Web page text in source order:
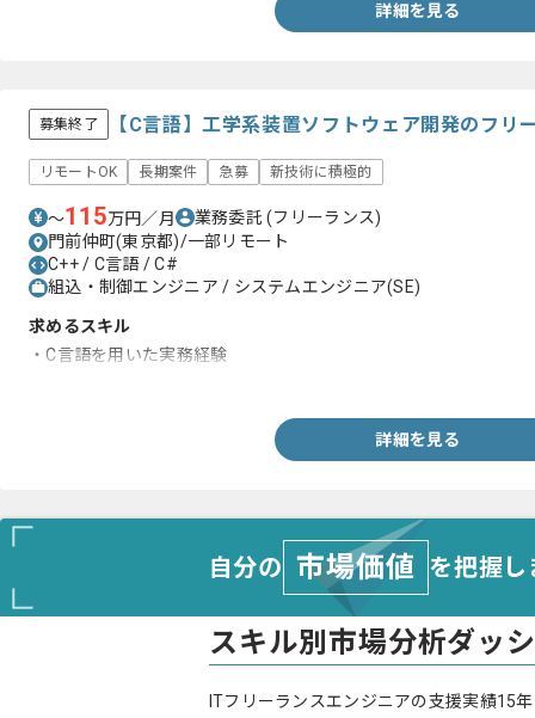
詳細を見る
募集終了 【C言語】工学系装置ソフトウェア開発のフリ
リモートOK 長期案件 急募 新技術に積極的
〜115万円／月 業務委託(フリーランス)
門前仲町(東京都)/一部リモート
C++ / C言語 / C#
組込・制御エンジニア / システムエンジニア(SE)
求めるスキル
・C言語を用いた実務経験
詳細を見る
自分の 市場価値 を把握
スキル別市場分析ダッ
ITフリーランスエンジニアの支援実績15